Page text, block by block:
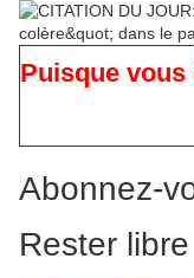
Puisque
Abonnez-
Rester